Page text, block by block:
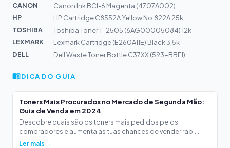
CANON
Canon Ink BCI-6 Magenta (4707A002)
HP
HP Cartridge C8552A Yellow No.822A 25k
TOSHIBA
Toshiba Toner T-2505 (6AG00005084) 12k
LEXMARK
Lexmark Cartridge (E260A11E) Black 3,5k
DELL
Dell Waste Toner Bottle C37XX (593-BBEI)
DICA DO GUIA
Toners Mais Procurados no Mercado de Segunda Mão:
Guia de Venda em 2024
Descobre quais são os toners mais pedidos pelos
compradores e aumenta as tuas chances de vender rapi...
Ler mais →